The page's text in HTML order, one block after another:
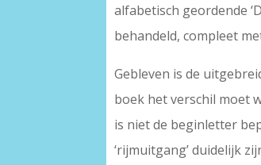
alfabetisch geordende
behandeld, compleet
Gebleven is de
boek het verschil moet
is niet de beginletter
‘rijmuitgang’ duidelijk